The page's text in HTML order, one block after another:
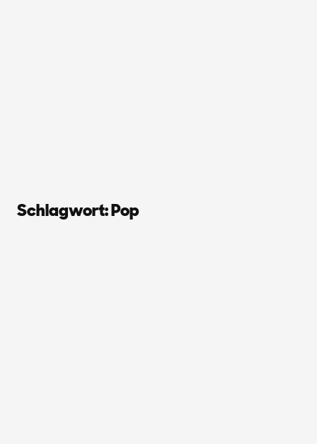
Schlagwort:Pop